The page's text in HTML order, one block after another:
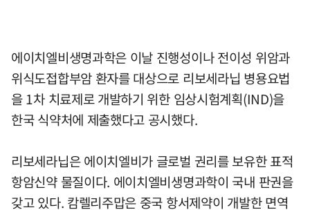
에이치엘비생명과학은 이날 진행성이나 전이성 위암과
위식도접합부암 환자를 대상으로 리보세라닙 병용요법
을 1차 치료제로 개발하기 위한 임상시험계획(IND)을
한국 식약처에 제출했다고 공시했다.
리보세라닙은 에이치엘비가 글로벌 권리를 보유한 표적
항암신약 물질이다. 에이치엘비생명과학이 국내 판권을
갖고 있다. 캄렐리주맙은 중국 항서제약이 개발한 면역